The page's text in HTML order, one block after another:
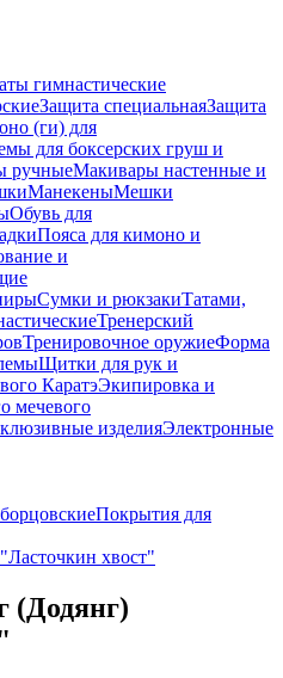
гимнастические
Защита специальнаяЗащита
(ги) для
для боксерских груш и
ручныеМакивары настенные и
МанекеныМешки
Обувь для
Пояса для кимоно и
и
Сумки и рюкзакиТатами,
Тренерский
Тренировочное оружиеФорма
Щитки для рук и
КаратэЭкипировка и
мечевого
изделияЭлектронные
Покрытия для
хвост"
(Додянг)